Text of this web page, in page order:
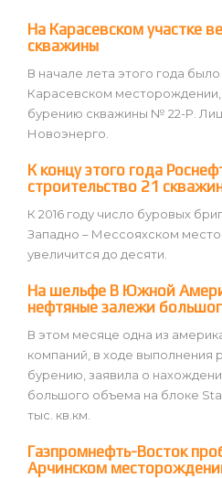
На Карасевском участке
скважины
В начале лета этого года
Карасевском
бурению скважины № 22-Р.
Новоэнерго.
К концу этого года
строительство 21
К 2016 году число буровых
Западно – Мессояхском
увеличится до десяти.
На шельфе В Южной
нефтяные залежи
В этом месяце одна из
компаний, в ходе выполнения
бурению, заявила о
большого объема на блоке
тыс. кв.км.
Газпромнефть-Восток
Арчинском